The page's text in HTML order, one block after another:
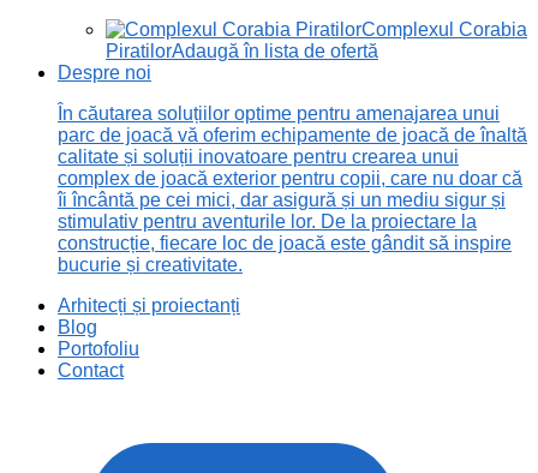
Complexul Corabia
PiratilorAdaugă în lista de ofertă
Despre noi
În căutarea soluțiilor optime pentru amenajarea unui
parc de joacă vă oferim echipamente de joacă de înaltă
calitate și soluții inovatoare pentru crearea unui
complex de joacă exterior pentru copii, care nu doar că
îi încântă pe cei mici, dar asigură și un mediu sigur și
stimulativ pentru aventurile lor. De la proiectare la
construcție, fiecare loc de joacă este gândit să inspire
bucurie și creativitate.
Arhitecți și proiectanți
Blog
Portofoliu
Contact